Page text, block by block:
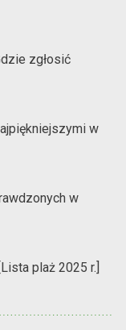
zgłosić
w
w
plaż 2025 r.]